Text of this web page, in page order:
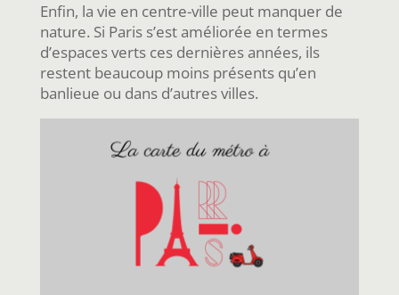
Enfin, la vie en centre-ville peut manquer de
nature. Si Paris s’est améliorée en termes
d’espaces verts ces dernières années, ils
restent beaucoup moins présents qu’en
banlieue ou dans d’autres villes.